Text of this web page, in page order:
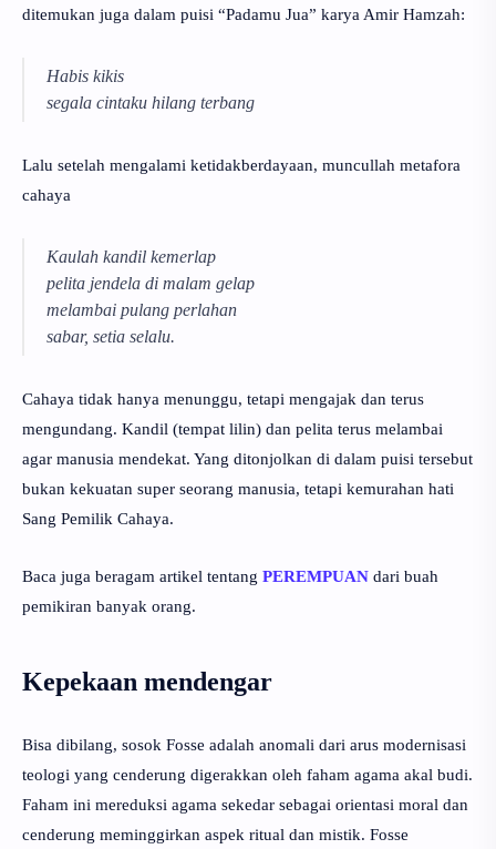
ditemukan juga dalam puisi “Padamu Jua” karya Amir Hamzah:
Habis kikis
segala cintaku hilang terbang
Lalu setelah mengalami ketidakberdayaan, muncullah metafora
cahaya
Kaulah kandil kemerlap
pelita jendela di malam gelap
melambai pulang perlahan
sabar, setia selalu.
Cahaya tidak hanya menunggu, tetapi mengajak dan terus
mengundang. Kandil (tempat lilin) dan pelita terus melambai
agar manusia mendekat. Yang ditonjolkan di dalam puisi tersebut
bukan kekuatan super seorang manusia, tetapi kemurahan hati
Sang Pemilik Cahaya.
Baca juga beragam artikel tentang PEREMPUAN dari buah
pemikiran banyak orang.
Kepekaan mendengar
Bisa dibilang, sosok Fosse adalah anomali dari arus modernisasi
teologi yang cenderung digerakkan oleh faham agama akal budi.
Faham ini mereduksi agama sekedar sebagai orientasi moral dan
cenderung meminggirkan aspek ritual dan mistik. Fosse